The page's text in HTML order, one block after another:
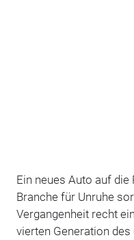
Ein neues Auto auf die
Branche für Unruhe
Vergangenheit recht
vierten Generation